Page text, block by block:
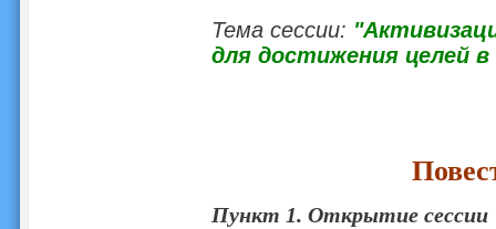
Тема сессии: "А
для достижения целей
Пункт 1. Открытие